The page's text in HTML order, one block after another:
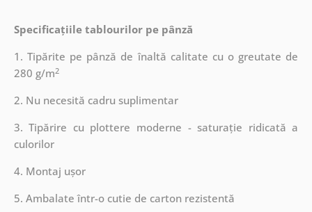
Specificațiile tablourilor pe pânză
1. Tipărite pe pânză de înaltă calitate cu o greutate de
280 g/m2
2. Nu necesită cadru suplimentar
3. Tipărire cu plottere moderne - saturație ridicată a
culorilor
4. Montaj ușor
5. Ambalate într-o cutie de carton rezistentă